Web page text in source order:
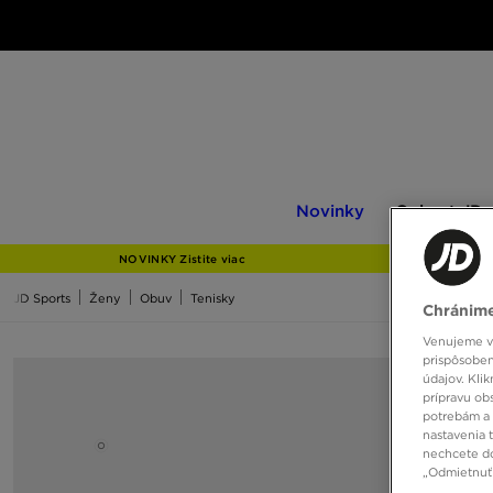
Novinky
JD
Only at JD
NOVINKY Zistite viac
JD Sports Ženy Obuv Tenisky
Venujeme
údajov.
prípravu
potrebám
nastavenia
nechcete